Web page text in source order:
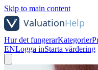
Skip to main content
Hur det fungerarKategorier
ENLogga inStarta värdering